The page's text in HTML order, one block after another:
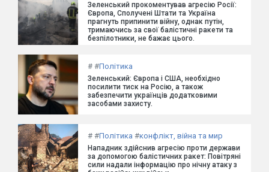
Зеленський прокоментував агресію Росії:
Європа, Сполучені Штати та Україна
прагнуть припинити війну, однак путін,
тримаючись за свої балістичні ракети та
безпілотники, не бажає цього.
# #Політика
Зеленський: Європа і США, необхідно
посилити тиск на Росію, а також
забезпечити українців додатковими
засобами захисту.
# #Політика #конфлікт, війна та мир
Нападник здійснив агресію проти держави
за допомогою балістичних ракет: Повітряні
сили надали інформацію про нічну атаку з